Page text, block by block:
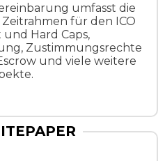
umfasst die
für den ICO
Hard Caps,
Zustimmungsrechte
und viele weitere